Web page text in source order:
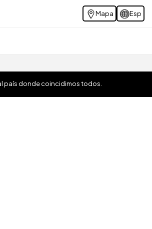
Mapa Esp
país donde coincidimos todos.